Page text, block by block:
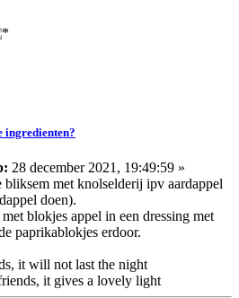
ingredienten?
28 december 2021, 19:49:59 »
met knolselderij ipv aardappel
doen).
blokjes appel in een dressing met
paprikablokjes erdoor.
it will not last the night
it gives a lovely light